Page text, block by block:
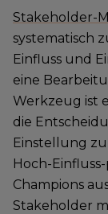
Stakeholder-
systematisch
Einfluss und
eine
Werkzeug ist
die
Einstellung
Hoch-
Champions
Stakeholder